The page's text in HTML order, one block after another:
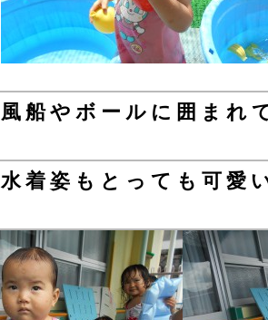
風船やボールに囲まれ
水着姿もとっても可愛